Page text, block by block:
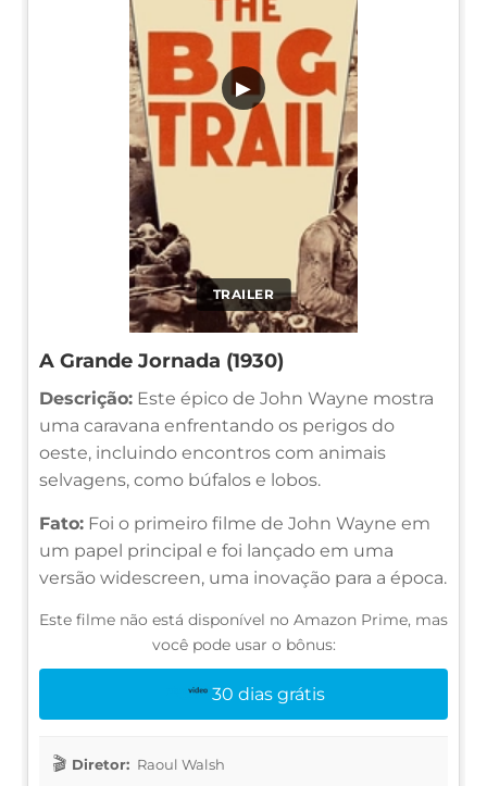
TRAILER
▶
A Grande Jornada (1930)
Descrição: Este épico de John Wayne mostra
uma caravana enfrentando os perigos do
oeste, incluindo encontros com animais
selvagens, como búfalos e lobos.
Fato: Foi o primeiro filme de John Wayne em
um papel principal e foi lançado em uma
versão widescreen, uma inovação para a época.
Este filme não está disponível no Amazon Prime, mas
você pode usar o bônus:
30 dias grátis
Diretor: Raoul Walsh